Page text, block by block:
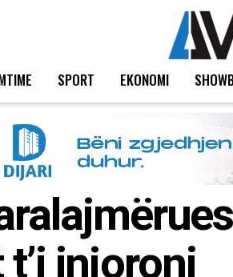
SPORT EKONOMI